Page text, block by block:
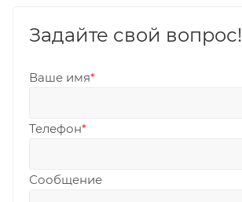
Задайте свой вопрос!
Ваше имя*
Телефон*
Сообщение